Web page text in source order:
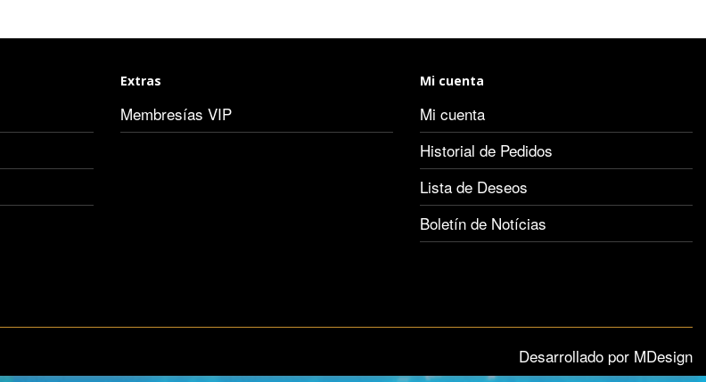
Extras
Membresías VIP
Mi cuenta
Mi cuenta
Historial de Pedidos
Lista de Deseos
Boletín de Notícias
Desarrollado por MDesign